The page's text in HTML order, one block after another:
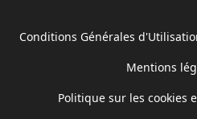
Conditions Générales
Mentions
Politique sur les cookies